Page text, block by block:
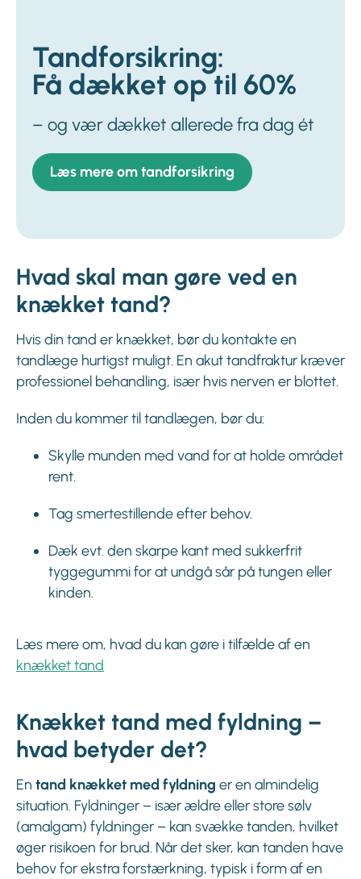
Tandforsikring:
Få dækket op til 60%
– og vær dækket allerede fra dag ét
Læs mere om tandforsikring
Hvad skal man gøre ved en
knækket tand?
Hvis din tand er knækket, bør du kontakte en
tandlæge hurtigst muligt. En akut tandfraktur kræver
professionel behandling, især hvis nerven er blottet.
Inden du kommer til tandlægen, bør du:
Skylle munden med vand for at holde området
rent.
Tag smertestillende efter behov.
Dæk evt. den skarpe kant med sukkerfrit
tyggegummi for at undgå sår på tungen eller
kinden.
Læs mere om, hvad du kan gøre i tilfælde af en
knækket tand
Knækket tand med fyldning –
hvad betyder det?
En tand knækket med fyldning er en almindelig
situation. Fyldninger – især ældre eller store sølv
(amalgam) fyldninger – kan svække tanden, hvilket
øger risikoen for brud. Når det sker, kan tanden have
behov for ekstra forstærkning, typisk i form af en